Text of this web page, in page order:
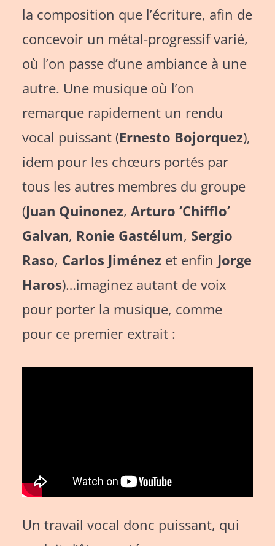
la composition que l’écriture, afin de
concevoir un métal-progressif varié,
où l’on passe d’une ambiance à une
autre. Une musique où l’on
remarque rapidement un rendu
vocal puissant (Ernesto Bojorquez),
idem pour les chœurs portés par
tous les autres membres du groupe
(Juan Quinonez, Arturo ‘Chifflo’
Galvan, Ronie Gastélum, Sergio
Raso, Carlos Jiménez et enfin Jorge
Haros)…imaginez autant de voix
pour porter la musique, comme
pour ce premier extrait :
Un travail vocal donc puissant, qui